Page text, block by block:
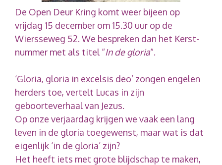
De Open Deur Kring komt weer bijeen op
vrijdag 15 december om 15.30 uur op de
Wiersseweg 52. We bespreken dan het Kerst-
nummer met als titel “In de gloria“.
‘Gloria, gloria in excelsis deo’ zongen engelen
herders toe, vertelt Lucas in zijn
geboorteverhaal van Jezus.
Op onze verjaardag krijgen we vaak een lang
leven in de gloria toegewenst, maar wat is dat
eigenlijk ‘in de gloria’ zijn?
Het heeft iets met grote blijdschap te maken,